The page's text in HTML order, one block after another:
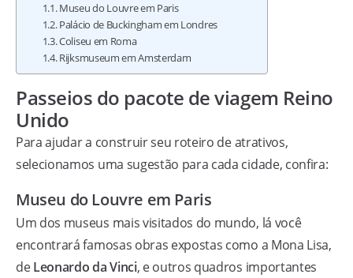
Museu do Louvre em Paris
Palácio de Buckingham em Londres
Coliseu em Roma
Rijksmuseum em Amsterdam
Passeios do pacote de viagem Reino
Unido
Para ajudar a construir seu roteiro de atrativos,
selecionamos uma sugestão para cada cidade, confira:
Museu do Louvre em Paris
Um dos museus mais visitados do mundo, lá você
encontrará famosas obras expostas como a Mona Lisa,
deLeonardo da Vinci, e outros quadros importantes